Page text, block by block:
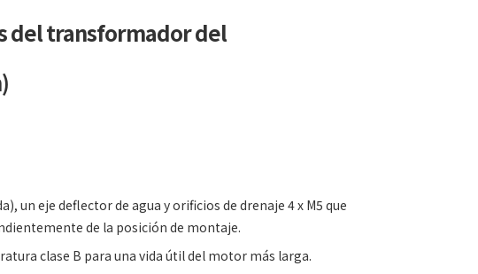
del transformador del
un eje deflector de agua y orificios de drenaje 4 x M5 que
de la posición de montaje.
clase B para una vida útil del motor más larga.